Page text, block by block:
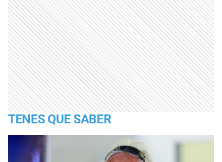
TENES QUE SABER